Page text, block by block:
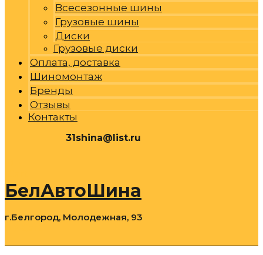
Всесезонные шины
Грузовые шины
Диски
Грузовые диски
Оплата, доставка
Шиномонтаж
Бренды
Отзывы
Контакты
31shina@list.ru
БелАвтоШина
г.Белгород, Молодежная, 93